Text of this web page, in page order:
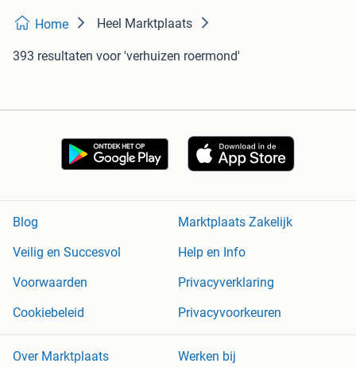
Home Heel Marktplaats
393 resultaten voor 'verhuizen roermond'
Blog
Marktplaats Zakelijk
Veilig en Succesvol
Help en Info
Voorwaarden
Privacyverklaring
Cookiebeleid
Privacyvoorkeuren
Over Marktplaats Werken bij